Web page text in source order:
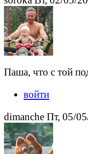
Паша, что с той
войти
dimanche Пт, 05/